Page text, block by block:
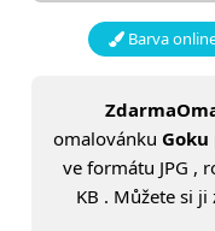
Barva
omalovánku
ve formátu JPG ,
KB . Můžete si